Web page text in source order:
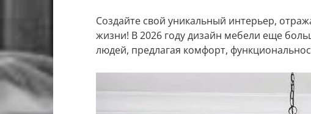
Создайте свой уникальный интерьер,
жизни! В 2026 году дизайн мебели еще
людей, предлагая комфорт,